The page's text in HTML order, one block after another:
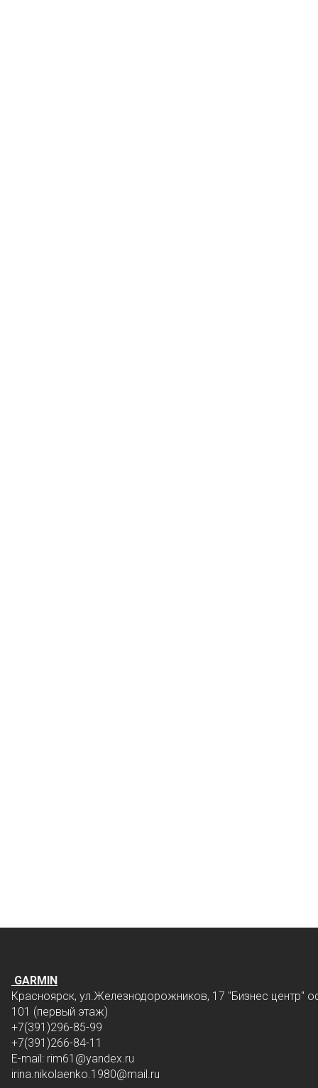
GARMIN
Красноярск, ул.Железнодорожников, 17 "Бизнес центр"
101 (первый этаж)
+7(391)296-85-99
+7(391)266-84-11
E-mail: rim61 @yandex.ru
irina.nikolaenko.1980@mail.ru